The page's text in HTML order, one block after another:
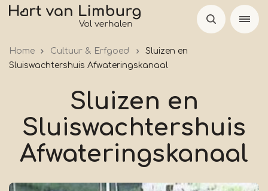
Overslaan
Home Cultuur & Erfgoed
Sluizen en
Sluiswachtershuis Afwateringskanaal
Sluizen en
Sluiswachtershuis
Afwateringskanaal